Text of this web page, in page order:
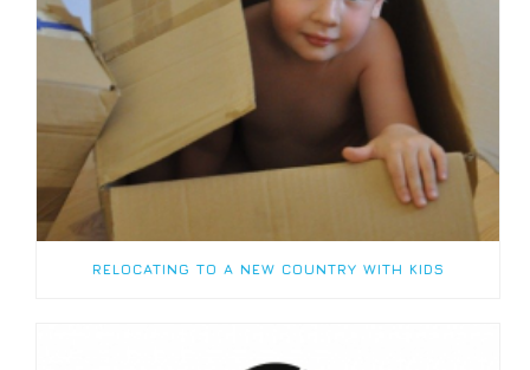
RELOCATING TO A NEW COUNTRY WITH KIDS